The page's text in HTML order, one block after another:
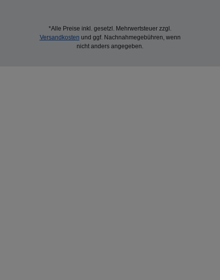
*Alle Preise inkl. gesetzl. Mehrwertsteuer zzgl.
Versandkosten und ggf. Nachnahmegebühren, wenn
nicht anders angegeben.